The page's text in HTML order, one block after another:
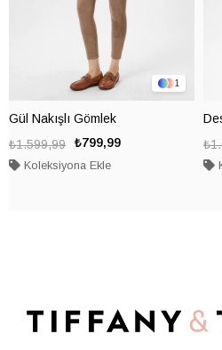
1
Gül Nakışlı Gömlek
₺799,99
₺1.599,99
Koleksiyona Ekle